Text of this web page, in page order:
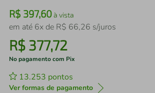
R$ 397,60à vista
em até 6x de R$ 66,26 s/juros
R$ 377,72
No pagamento com Pix
13.253 pontos
Ver formas de pagamento